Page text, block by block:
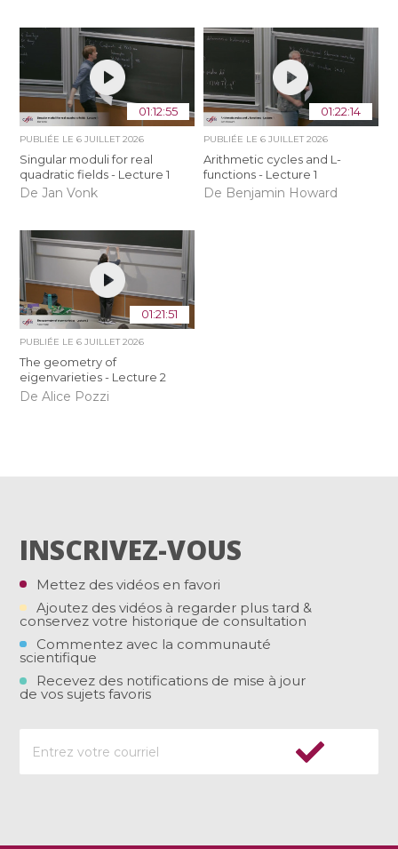
01:12:55
PUBLIÉE LE6 JUILLET 2026
Singular moduli for real
quadratic fields - Lecture 1
De Jan Vonk
01:22:14
PUBLIÉE LE 6 JUILLET 2026
Arithmetic cycles and L-
functions - Lecture 1
De Benjamin Howard
01:21:51
PUBLIÉE LE6 JUILLET 2026
The geometry of
eigenvarieties - Lecture 2
De Alice Pozzi
INSCRIVEZ-VOUS
Mettez des vidéos en favori
Ajoutez des vidéos à regarder plus tard &
conservez votre historique de consultation
Commentez avec la communauté
scientifique
Recevez des notifications de mise à jour
de vos sujets favoris